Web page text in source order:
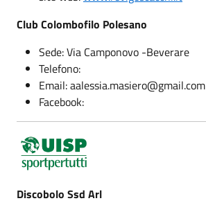
Club Colombofilo Polesano
Sede: Via Camponovo -Beverare
Telefono:
Email: aalessia.masiero@gmail.com
Facebook:
Discobolo Ssd Arl